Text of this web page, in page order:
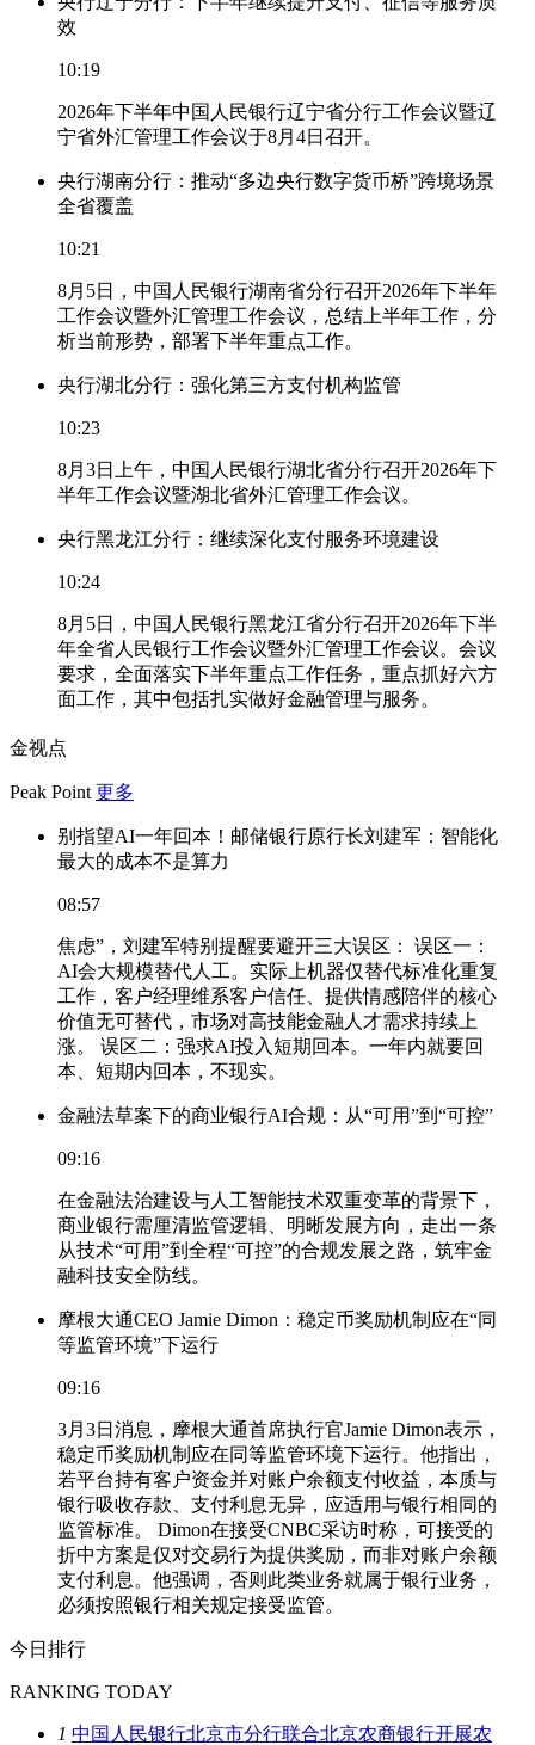
效
10:19
2026年下半年中国人民银行辽宁省分行工作会议暨辽
宁省外汇管理工作会议于8月4日召开。
央行湖南分行：推动“多边央行数字货币桥”跨境场景
全省覆盖
10:21
8月5日，中国人民银行湖南省分行召开2026年下半年
工作会议暨外汇管理工作会议，总结上半年工作，分
析当前形势，部署下半年重点工作。
央行湖北分行：强化第三方支付机构监管
10:23
8月3日上午，中国人民银行湖北省分行召开2026年下
半年工作会议暨湖北省外汇管理工作会议。
央行黑龙江分行：继续深化支付服务环境建设
10:24
8月5日，中国人民银行黑龙江省分行召开2026年下半
年全省人民银行工作会议暨外汇管理工作会议。会议
要求，全面落实下半年重点工作任务，重点抓好六方
面工作，其中包括扎实做好金融管理与服务。
金视点
Peak Point 更多
别指望AI一年回本！邮储银行原行长刘建军：智能化
最大的成本不是算力
08:57
焦虑”，刘建军特别提醒要避开三大误区： 误区一：
AI会大规模替代人工。实际上机器仅替代标准化重复
工作，客户经理维系客户信任、提供情感陪伴的核心
价值无可替代，市场对高技能金融人才需求持续上
涨。 误区二：强求AI投入短期回本。一年内就要回
本、短期内回本，不现实。
金融法草案下的商业银行AI合规：从“可用”到“可控”
09:16
在金融法治建设与人工智能技术双重变革的背景下，
商业银行需厘清监管逻辑、明晰发展方向，走出一条
从技术“可用”到全程“可控”的合规发展之路，筑牢金
融科技安全防线。
摩根大通CEO Jamie Dimon：稳定币奖励机制应在“同
等监管环境”下运行
09:16
3月3日消息，摩根大通首席执行官Jamie Dimon表示，
稳定币奖励机制应在同等监管环境下运行。他指出，
若平台持有客户资金并对账户余额支付收益，本质与
银行吸收存款、支付利息无异，应适用与银行相同的
监管标准。 Dimon在接受CNBC采访时称，可接受的
折中方案是仅对交易行为提供奖励，而非对账户余额
支付利息。他强调，否则此类业务就属于银行业务，
必须按照银行相关规定接受监管。
今日排行
RANKING TODAY
1 中国人民银行北京市分行联合北京农商银行开展农